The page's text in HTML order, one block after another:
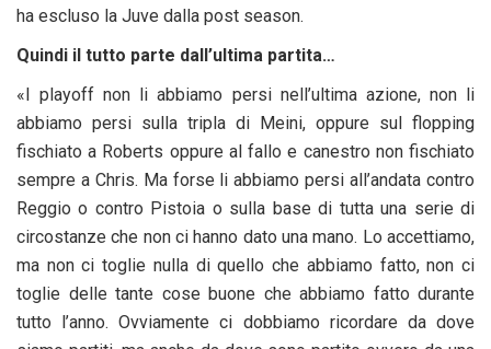
ha escluso la Juve dalla post season.
Quindi il tutto parte dall’ultima partita…
«I playoff non li abbiamo persi nell’ultima azione, non li
abbiamo persi sulla tripla di Meini, oppure sul flopping
fischiato a Roberts oppure al fallo e canestro non fischiato
sempre a Chris. Ma forse li abbiamo persi all’andata contro
Reggio o contro Pistoia o sulla base di tutta una serie di
circostanze che non ci hanno dato una mano. Lo accettiamo,
ma non ci toglie nulla di quello che abbiamo fatto, non ci
toglie delle tante cose buone che abbiamo fatto durante
tutto l’anno. Ovviamente ci dobbiamo ricordare da dove